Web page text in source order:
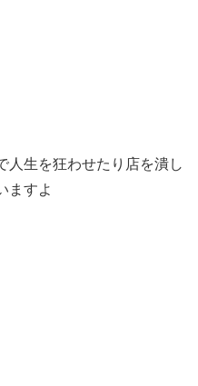
人生を狂わせたり店を潰し
ますよ